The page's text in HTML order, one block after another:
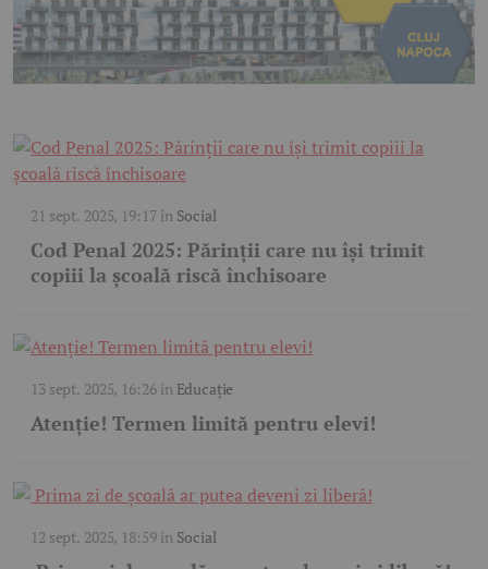
21 sept. 2025, 19:17în Social
Cod Penal 2025: Părinții care nu își trimit
copiii la școală riscă închisoare
13 sept. 2025, 16:26în Educație
Atenție! Termen limită pentru elevi!
12 sept. 2025, 18:59în Social